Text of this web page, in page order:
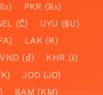
PKR (₨)
(₾)
UYU ($U)
LAK (₭)
VND (₫)
KHR (៛)
JOD (JD)
BAM (KM)